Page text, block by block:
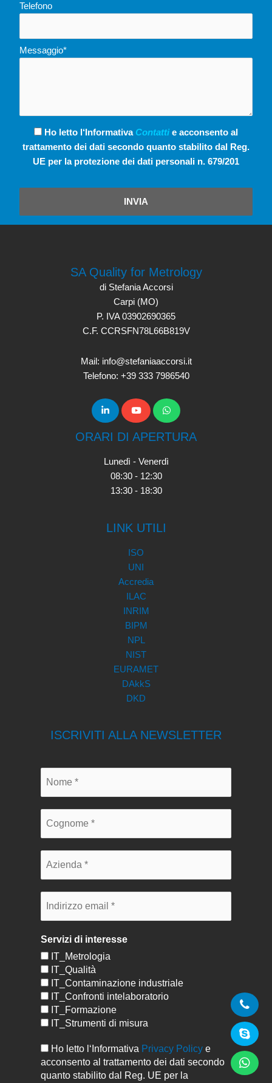
Telefono
Messaggio*
Ho letto l‘Informativa Contattie acconsento al
trattamento dei dati secondo quanto stabilito dal Reg.
UE per la protezione dei dati personali n. 679/201
INVIA
SA Quality for Metrology
di Stefania Accorsi
Carpi (MO)
P. IVA 03902690365
C.F. CCRSFN78L66B819V
Mail: info@stefaniaaccorsi.it
Telefono: +39 333 7986540
ORARI DI APERTURA
Lunedì - Venerdì
08:30 - 12:30
13:30 - 18:30
LINK UTILI
ISO
UNI
Accredia
ILAC
INRIM
BIPM
NPL
NIST
EURAMET
DAkkS
DKD
ISCRIVITI ALLA NEWSLETTER
Servizi di interesse
IT_Metrologia
IT_Qualità
IT_Contaminazione industriale
IT_Confronti intelaboratorio
IT_Formazione
IT_Strumenti di misura
Ho letto l‘Informativa Privacy Policy e
acconsento al trattamento dei dati secondo
quanto stabilito dal Reg. UE per la